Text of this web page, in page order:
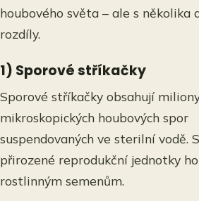
houbového světa – ale s několika
rozdíly.
1) Sporové stříkačky
Sporové stříkačky obsahují
mikroskopických houbových spor
suspendovaných ve sterilní vodě.
přirozené reprodukční jednotky
rostlinným semenům.